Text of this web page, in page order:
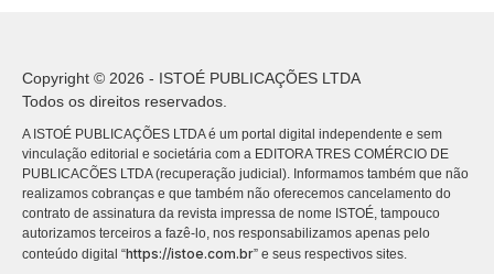
Copyright © 2026 - ISTOÉ PUBLICAÇÕES LTDA
Todos os direitos reservados.
A ISTOÉ PUBLICAÇÕES LTDA é um portal digital independente e sem
vinculação editorial e societária com a EDITORA TRES COMÉRCIO DE
PUBLICACÕES LTDA (recuperação judicial). Informamos também que não
realizamos cobranças e que também não oferecemos cancelamento do
contrato de assinatura da revista impressa de nome ISTOÉ, tampouco
autorizamos terceiros a fazê-lo, nos responsabilizamos apenas pelo
conteúdo digital “https://istoe.com.br” e seus respectivos sites.